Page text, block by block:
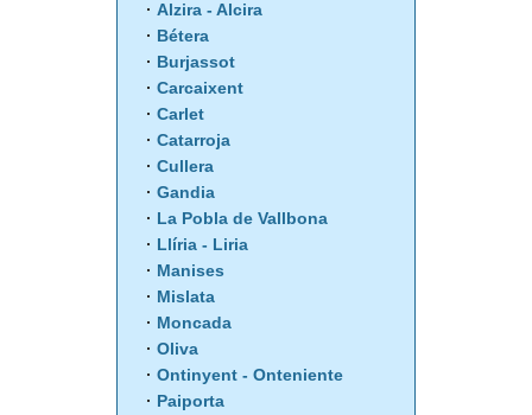
Alzira - Alcira
Bétera
Burjassot
Carcaixent
Carlet
Catarroja
Cullera
Gandia
La Pobla de Vallbona
Llíria - Liria
Manises
Mislata
Moncada
Oliva
Ontinyent - Onteniente
Paiporta